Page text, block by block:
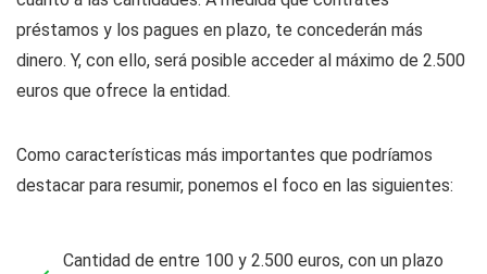
préstamos y los pagues en plazo, te concederán más
dinero. Y, con ello, será posible acceder al máximo de 2.500
euros que ofrece la entidad.
Como características más importantes que podríamos
destacar para resumir, ponemos el foco en las siguientes:
Cantidad de entre 100 y 2.500 euros, con un plazo